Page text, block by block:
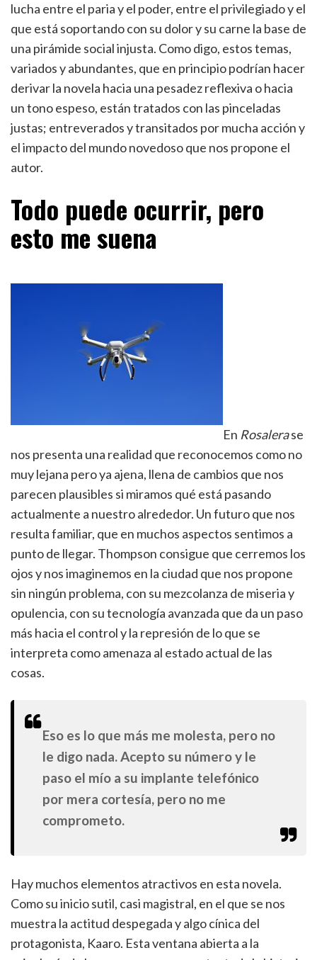
lucha entre el paria y el poder, entre el privilegiado y el
que está soportando con su dolor y su carne la base de
una pirámide social injusta. Como digo, estos temas,
variados y abundantes, que en principio podrían hacer
derivar la novela hacia una pesadez reflexiva o hacia
un tono espeso, están tratados con las pinceladas
justas; entreverados y transitados por mucha acción y
el impacto del mundo novedoso que nos propone el
autor.
Todo puede ocurrir, pero
esto me suena
En Rosalerase
nos presenta una realidad que reconocemos como no
muy lejana pero ya ajena, llena de cambios que nos
parecen plausibles si miramos qué está pasando
actualmente a nuestro alrededor. Un futuro que nos
resulta familiar, que en muchos aspectos sentimos a
punto de llegar. Thompson consigue que cerremos los
ojos y nos imaginemos en la ciudad que nos propone
sin ningún problema, con su mezcolanza de miseria y
opulencia, con su tecnología avanzada que da un paso
más hacia el control y la represión de lo que se
interpreta como amenaza al estado actual de las
cosas.
Eso es lo que más me molesta, pero no
le digo nada. Acepto su número y le
paso el mío a su implante telefónico
por mera cortesía, pero no me
comprometo.
Hay muchos elementos atractivos en esta novela.
Como su inicio sutil, casi magistral, en el que se nos
muestra la actitud despegada y algo cínica del
protagonista, Kaaro. Esta ventana abierta a la